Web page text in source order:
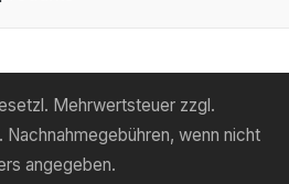
Mehrwertsteuer zzgl.
Nachnahmegebühren, wenn nicht
angegeben.